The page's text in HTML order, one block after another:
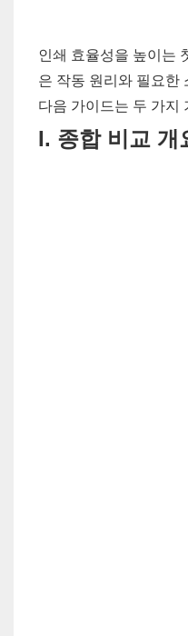
인쇄 효율성을 높이는
은 작동 원리와 필요한
다음 가이드는 두 가지
I. 종합 비교 개